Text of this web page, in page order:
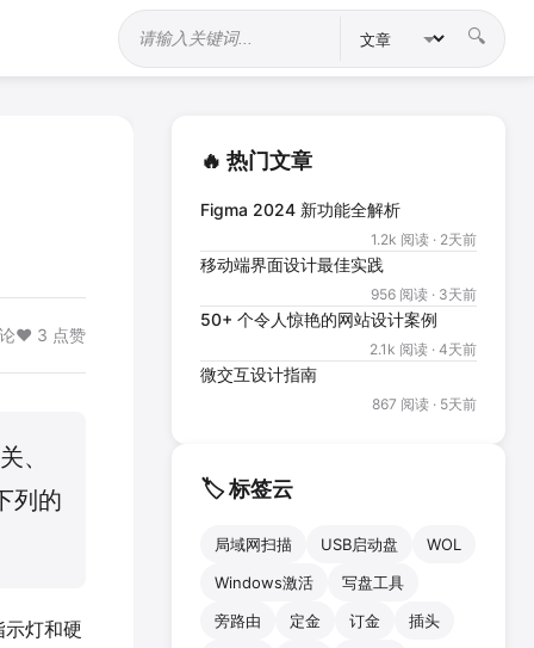
站内搜索
🔍
❤️ 3 点赞
、
列的
示灯和硬
🔥 热门文章
Figma 2024 新功能全解析
1.2k 阅读 · 2天前
移动端界面设计最佳实践
956 阅读 · 3天前
50+ 个令人惊艳的网站设计案例
2.1k 阅读 · 4天前
微交互设计指南
867 阅读 · 5天前
🏷️ 标签云
局域网扫描 USB启动盘
WOL
Windows激活
写盘工具
旁路由
定金 订金
插头